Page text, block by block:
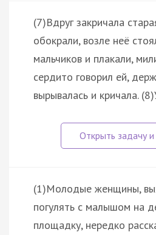
(7)Вдруг закричала
обокрали, возле неё
мальчиков и плакали,
сердито говорил ей,
вырывалась и кричала.
(1)Молодые женщины,
погулять с малышом на
площадку, нередко